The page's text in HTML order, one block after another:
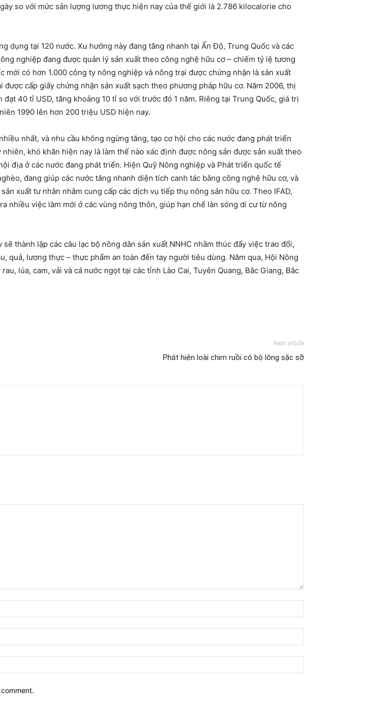
so với mức sản lượng lương thực hiện nay của thế giới là 2.786 kilocalorie cho
dụng tại 120 nước. Xu hướng này đang tăng nhanh tại Ấn Độ, Trung Quốc và các
nghiệp đang được quản lý sản xuất theo công nghệ hữu cơ – chiếm tỷ lệ tương
có hơn 1.000 công ty nông nghiệp và nông trại được chứng nhận là sản xuất
cấp giấy chứng nhận sản xuất sạch theo phương pháp hữu cơ. Năm 2006, thị
40 tỉ USD, tăng khoảng 10 tỉ so với trước đó 1 năm. Riêng tại Trung Quốc, giá trị
1990 lên hơn 200 triệu USD hiện nay.
nhất, và nhu cầu không ngừng tăng, tạo cơ hội cho các nước đang phát triển
khó khăn hiện nay là làm thế nào xác định được nông sản được sản xuất theo
địa ở các nước đang phát triển. Hiện Quỹ Nông nghiệp và Phát triển quốc tế
đang giúp các nước tăng nhanh diện tích canh tác bằng công nghệ hữu cơ, và
xuất tư nhân nhằm cung cấp các dịch vụ tiếp thụ nông sản hữu cơ. Theo IFAD,
nhiều việc làm mới ở các vùng nông thôn, giúp hạn chế làn sóng di cư từ nông
thành lập các câu lạc bộ nông dân sản xuất NNHC nhằm thúc đẩy việc trao đổi,
quả, lương thực – thực phẩm an toàn đến tay người tiêu dùng. Năm qua, Hội Nông
lúa, cam, vải và cá nước ngọt tại các tỉnh Lào Cai, Tuyên Quang, Bắc Giang, Bắc
Next article
Phát hiện loài chim ruồi có bộ lông sặc sỡ